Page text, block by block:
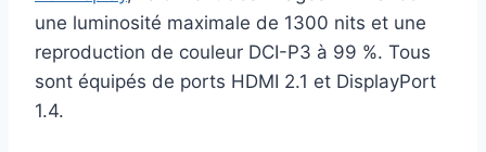
une luminosité maximale de 1300 nits et une
reproduction de couleur DCI-P3 à 99 %. Tous
sont équipés de ports HDMI 2.1 et DisplayPort
1.4.